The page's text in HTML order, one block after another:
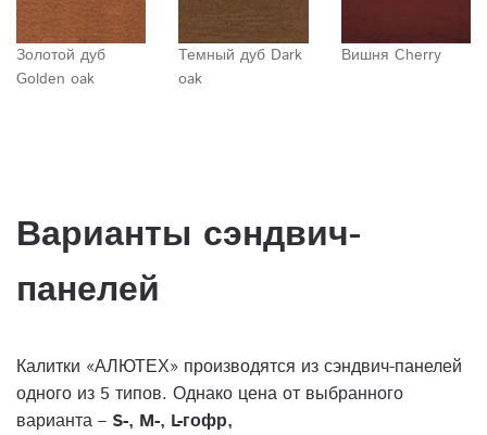
Золотой дуб
Golden oak
Темный дуб Dark
oak
Вишня Cherry
Варианты сэндвич-
панелей
Калитки «АЛЮТЕХ» производятся из сэндвич-панелей
одного из 5 типов. Однако цена от выбранного
варианта – S-, M-, L-гофр,